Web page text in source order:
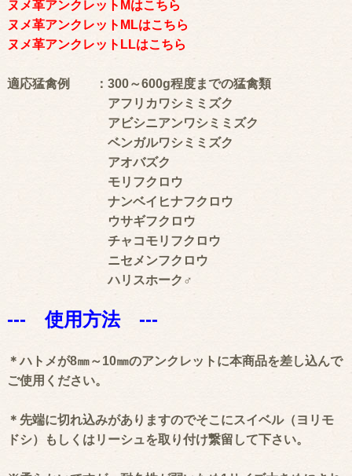
ヌメ革アンクレットMはこちら
ヌメ革アンクレットMLはこちら
ヌメ革アンクレットLLはこちら
適応猛禽例 ：300～600g程度までの猛禽類
アフリカワシミミズク
アビシニアンワシミミズク
ベンガルワシミミズク
アオバズク
モリフクロウ
ナンベイヒナフクロウ
ウサギフクロウ
チャコモリフクロウ
ニセメンフクロウ
ハリスホーク♂
--- 使用方法 ---
＊ハトメが8㎜～10㎜のアンクレットに本商品を差し込んで
ご使用ください。
＊先端に切れ込みがありますのでそこにスイベル（ヨリモ
ドシ）もしくはリーシュを取り付け繋留して下さい。